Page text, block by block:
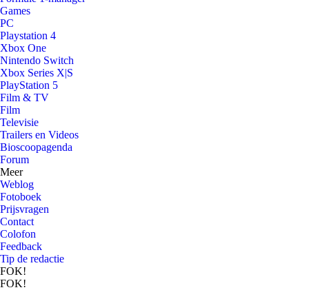
Games
PC
Playstation 4
Xbox One
Nintendo Switch
Xbox Series X|S
PlayStation 5
Film & TV
Film
Televisie
Trailers en Videos
Bioscoopagenda
Forum
Meer
Weblog
Fotoboek
Prijsvragen
Contact
Colofon
Feedback
Tip de redactie
FOK!
FOK!